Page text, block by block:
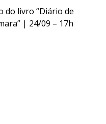
do livro “Diário de
| 24/09 – 17h